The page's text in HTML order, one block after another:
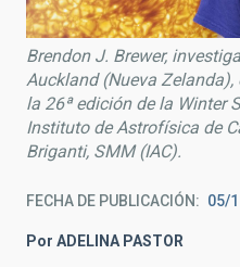
Brendon J. Brewer,
Auckland (Nueva
la 26ª edición de la Winter
Instituto de Astrofísica de
Briganti, SMM (IAC).
FECHA DE PUBLICACIÓN 05/
Por ADELINA PASTOR